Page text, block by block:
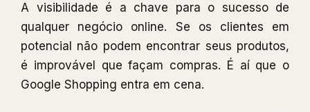
A visibilidade é a chave para o sucesso de
qualquer negócio online. Se os clientes em
potencial não podem encontrar seus produtos,
é improvável que façam compras. É aí que o
Google Shopping entra em cena.